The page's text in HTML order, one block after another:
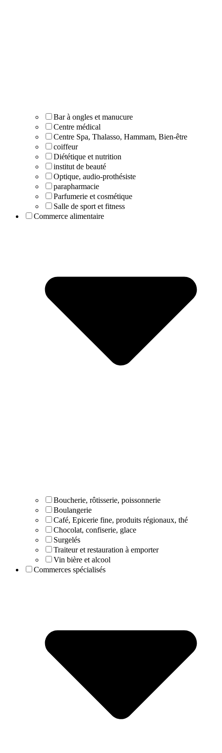
Bar à ongles et manucure
Centre médical
Centre Spa, Thalasso, Hammam, Bien-être
coiffeur
Diététique et nutrition
institut de beauté
Optique, audio-prothésiste
parapharmacie
Parfumerie et cosmétique
Salle de sport et fitness
Commerce alimentaire
Boucherie, rôtisserie, poissonnerie
Boulangerie
Café, Epicerie fine, produits régionaux, thé
Chocolat, confiserie, glace
Surgelés
Traiteur et restauration à emporter
Vin bière et alcool
Commerces spécialisés